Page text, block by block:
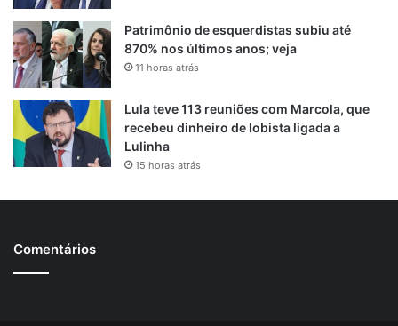
Patrimônio de esquerdistas subiu até
870% nos últimos anos; veja
11 horas atrás
Lula teve 113 reuniões com Marcola, que
recebeu dinheiro de lobista ligada a
Lulinha
15 horas atrás
Comentários